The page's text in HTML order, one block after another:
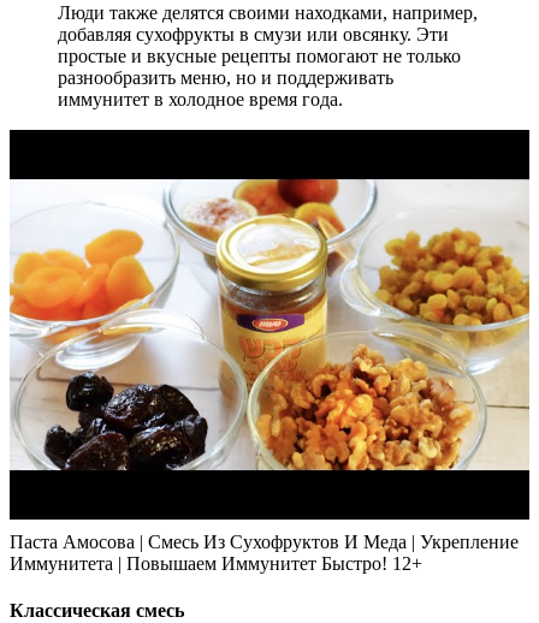
Люди также делятся своими находками, например,
добавляя сухофрукты в смузи или овсянку. Эти
простые и вкусные рецепты помогают не только
разнообразить меню, но и поддерживать
иммунитет в холодное время года.
Паста Амосова | Смесь Из Сухофруктов И Меда | Укрепление
Иммунитета | Повышаем Иммунитет Быстро! 12+
Классическая смесь